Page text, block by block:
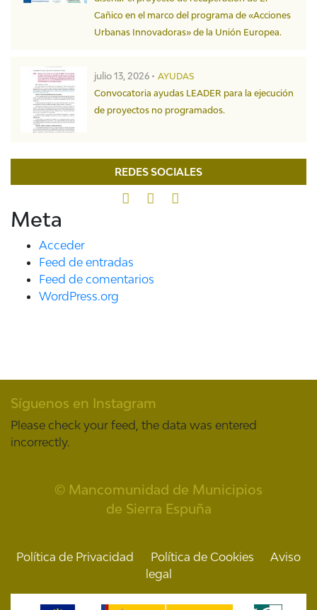
Cañico en el marco del programa de «Acciones
Urbanas Innovadoras» de la Unión Europea.
julio 13, 2026 • AYUDAS
Convocatoria ayudas LEADER para la ejecución
de proyectos no programados.
REDES SOCIALES
Meta
Acceder
Feed de entradas
Feed de comentarios
WordPress.org
Síguenos en Instagram
Please check your feed, the data was entered
incorrectly.
© Mancomunidad de Municipios
de Sierra Espuña
Política de Privacidad Política de Cookies
Aviso
legal